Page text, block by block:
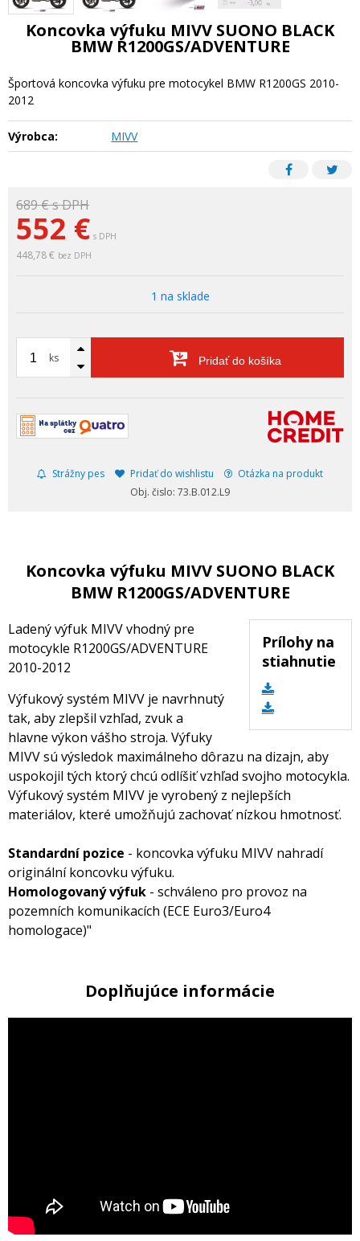
689 €s DPH
552 € s DPH
448,78 € bez DPH
1 na sklade
ks Pridať do košíka
Strážny pes Pridať do wishlistu
Otázka na produkt
Obj. čislo: 73.B.012.L9
Koncovka výfuku MIVV SUONO BLACK
BMW R1200GS/ADVENTURE
Športová koncovka výfuku pre motocykel BMW R1200GS 2010-
2012
Výrobca: MIVV
Koncovka výfuku MIVV SUONO BLACK
BMW R1200GS/ADVENTURE
Prílohy na
stiahnutie
Ladený výfuk MIVV vhodný pre
motocykle R1200GS/ADVENTURE
2010-2012
Výfukový systém MIVV je navrhnutý
tak, aby zlepšil vzhľad, zvuk a
hlavne výkon vášho stroja. Výfuky
MIVV sú výsledok maximálneho dôrazu na dizajn, aby
uspokojil tých ktorý chcú odlíšiť vzhľad svojho motocykla.
Výfukový systém MIVV je vyrobený z nejlepších
materiálov, které umožňujú zachovať nízkou hmotnosť.
Standardní pozice - koncovka výfuku MIVV nahradí
originální koncovku výfuku.
Homologovaný výfuk - schváleno pro provoz na
pozemních komunikacích (ECE Euro3/Euro4
homologace)"
Doplňujúce informácie